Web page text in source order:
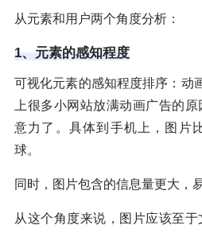
从元素和用户两个角度分析：
1、元素的感知程度
可视化元素的感知程度排序：动
上很多小网站放满动画广告的
意力了。具体到手机上，图片
球。
同时，图片包含的信息量更大，
从这个角度来说，图片应该至